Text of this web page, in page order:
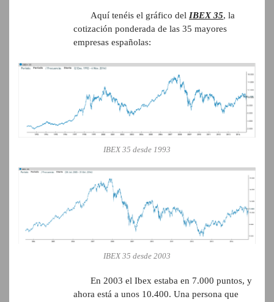
Aquí tenéis el gráfico del IBEX 35, la
cotización ponderada de las 35 mayores
empresas españolas:
IBEX 35 desde 1993
IBEX 35 desde 2003
En 2003 el Ibex estaba en 7.000 puntos, y
ahora está a unos 10.400. Una persona que